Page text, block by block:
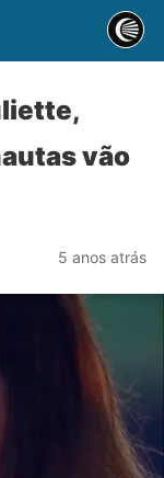
vão
5 anos atrás